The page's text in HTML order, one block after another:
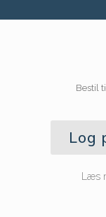
Bestil
Log
Læs